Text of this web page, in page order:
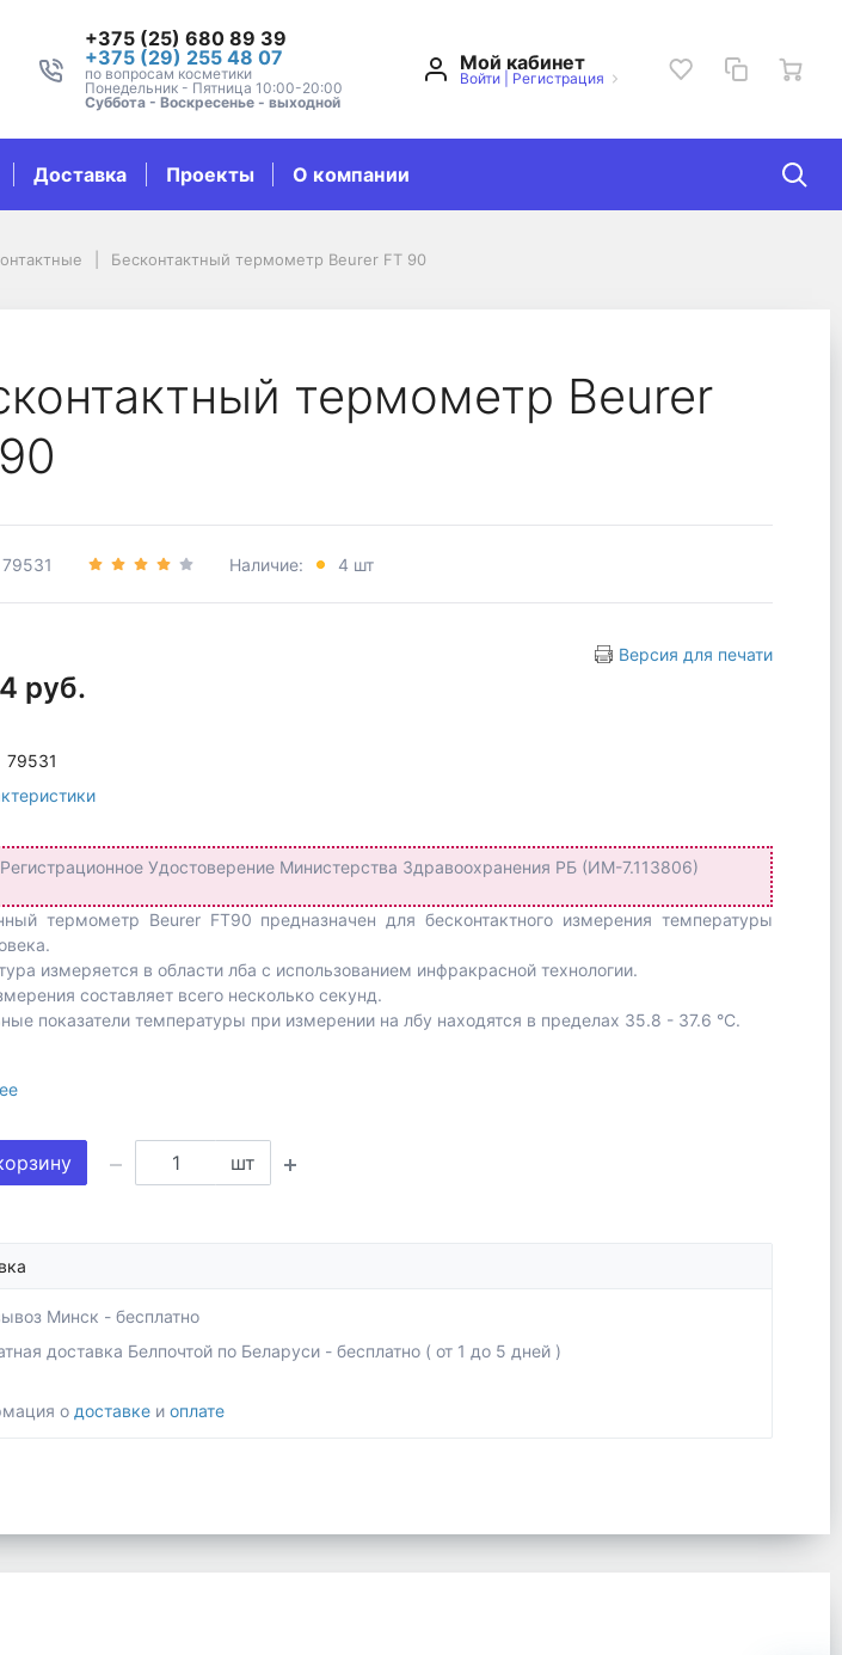
+375 (25) 680 89 39
+375 (29) 255 48 07
по вопросам косметики
Понедельник - Пятница 10:00-20:00
Суббота - Воскресенье - выходной
Мой кабинет
Войти| Регистрация
Доставка Проекты О компании
Бесконтактный термометр Beurer FT 90
термометр Beurer
Наличие: 4 шт
Версия для печати
руб.
79531
Удостоверение Министерства Здравоохранения РБ (ИМ-7.113806)
термометр Beurer FT90 предназначен для бесконтактного измерения температуры
измеряется в области лба с использованием инфракрасной технологии.
составляет всего несколько секунд.
показатели температуры при измерении на лбу находятся в пределах 35.8 - 37.6 °C.
шт
Минск - бесплатно
доставка Белпочтой по Беларуси - бесплатно ( от 1 до 5 дней )
о доставке и оплате